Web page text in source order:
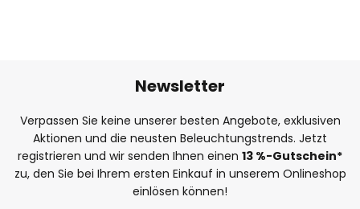
Newsletter
Verpassen Sie keine unserer besten Angebote, exklusiven
Aktionen und die neusten Beleuchtungstrends. Jetzt
registrieren und wir senden Ihnen einen 13 %-Gutschein*
zu, den Sie bei Ihrem ersten Einkauf in unserem Onlineshop
einlösen können!